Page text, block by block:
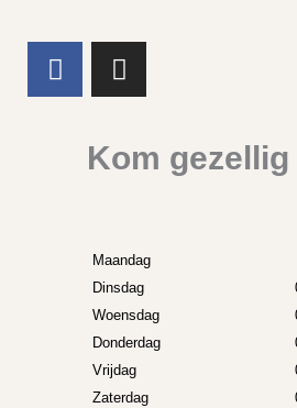
F
a
I
n
a
m
Kom
Maandag
Dinsdag
Woensdag
Donderdag
Vrijdag
Zaterdag